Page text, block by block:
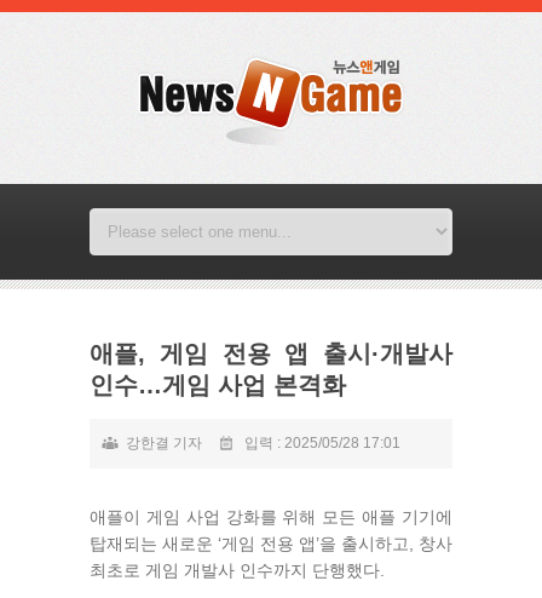
애플, 게임 전용 앱 출시·개발사
인수…게임 사업 본격화
강한결 기자 입력 : 2025/05/28 17:01
애플이 게임 사업 강화를 위해 모든 애플 기기에
탑재되는 새로운 ‘게임 전용 앱’을 출시하고, 창사
최초로 게임 개발사 인수까지 단행했다.